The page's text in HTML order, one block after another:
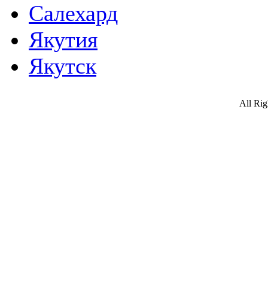
Салехард
Якутия
Якутск
All